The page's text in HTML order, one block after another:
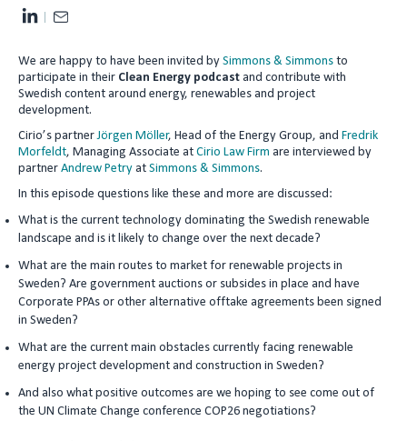
L
n
k
e
d
I
a
l
We are happy to have been invited by Simmons & Simmons to
participate in their Clean Energy podcast and contribute with
Swedish content around energy, renewables and project
development.
Cirio’s partnerJörgen Möller, Head of the Energy Group, and Fredrik
Morfeldt, Managing Associate at Cirio Law Firm are interviewed by
partner Andrew Petry at Simmons & Simmons.
In this episode questions like these and more are discussed:
What is the current technology dominating the Swedish renewable
landscape and is it likely to change over the next decade?
What are the main routes to market for renewable projects in
Sweden? Are government auctions or subsides in place and have
Corporate PPAs or other alternative offtake agreements been signed
in Sweden?
What are the current main obstacles currently facing renewable
energy project development and construction in Sweden?
And also what positive outcomes are we hoping to see come out of
the UN Climate Change conference COP26 negotiations?